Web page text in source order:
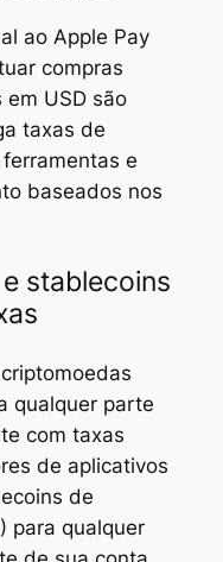
ao Apple Pay
compras
USD são
taxas de
e
baseados nos
stablecoins
qualquer parte
com taxas
de aplicativos
de
para qualquer